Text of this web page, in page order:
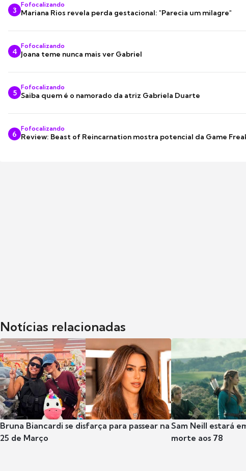
3
Fofocalizando
Mariana Rios revela perda gestacional: "Parecia um milagre"
4
Fofocalizando
Joana teme nunca mais ver Gabriel
5
Fofocalizando
Saiba quem é o namorado da atriz Gabriela Duarte
6
Fofocalizando
Review: Beast of Reincarnation mostra potencial da Game
Notícias relacionadas
Bruna Biancardi se disfarça para passear na
25 de Março
Sam Neill estará
morte aos 78